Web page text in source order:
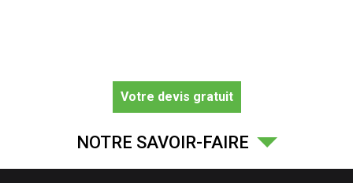
Votre devis gratuit
NOTRE SAVOIR-FAIRE